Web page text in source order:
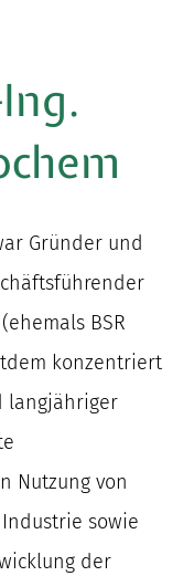
Gründer und
BSR
konzentriert
langjähriger
Nutzung von
sowie
der